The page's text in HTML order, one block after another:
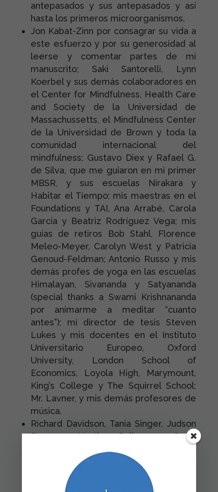
antepasados y sus antepasados y así
hasta los primeros microorganismos.
Jon Kabat-Zinn por consagrar su vida a
este esfuerzo y por su generosidad al
leerse y comentar partes de mi
manuscrito; Saki Santorelli, Lynn
Koerbel y sus demás colaboradores en
el Center for Mindfulness, Health Care
and Society de la Universidad de
Massachussetts, el Mindfulness Center
de la Universidad de Brown y toda la
comunidad internacional del
mindfulness; Gustavo Diex y Rafael G.
de Silva, que me guiaron en mi primer
MBSR, y sus escuelas Nirakara y
Habitar el Tiempo; mis maestras en el
Foundations y TAI, Ana Arrabé, Carola
García y Beatriz Rodríguez Vega; mis
guías de retiros Bob Stahl, Florence
Meleo-Meyer, Carolyn West y Patricia
Genoud-Feldman; Antonio Russo y mis
demás profes de yoga en las escuelas
Himalayan, Sivananda y Satyananda
(special thanks a Swami Krishnananda
por animarme a meditar “cuanto
antes”); mi director de tesis Steven
Lukes y mis docentes en el Instituto
Universitario Europeo, Oxford
University, London School of
Economics, Loyola High, Marymount,
King’s College y The Squirrel School;
Mr. Lavner, y mis demás profesores de
música.
Richard Davidson, Tania Singer, Judson
Brewer, Martin Seligman, Sonja
Cszikszentmihalyi y toda la comunidad
de las ciencias contemplativas, la
psicología, la antropología, la